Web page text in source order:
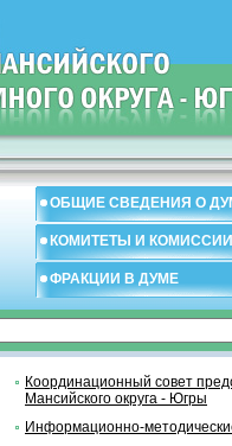
ОБЩИЕ СВЕДЕНИЯ О
КОМИТЕТЫ И
ФРАКЦИИ В ДУМЕ
Координационный совет
Мансийского округа - Югры
Информационно-